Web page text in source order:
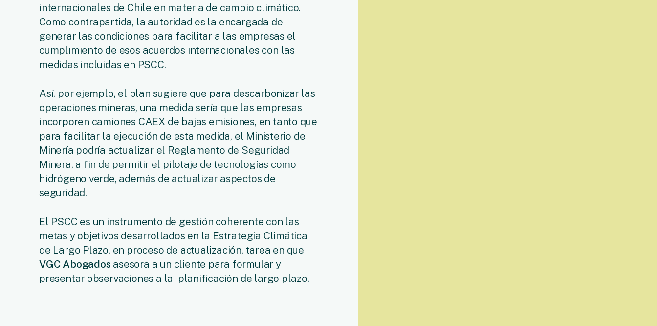
internacionales de Chile en materia de cambio climático.
Como contrapartida, la autoridad es la encargada de
generar las condiciones para facilitar a las empresas el
cumplimiento de esos acuerdos internacionales con las
medidas incluidas en PSCC.
Así, por ejemplo, el plan sugiere que para descarbonizar las
operaciones mineras, una medida sería que las empresas
incorporen camiones CAEX de bajas emisiones, en tanto que
para facilitar la ejecución de esta medida, el Ministerio de
Minería podría actualizar el Reglamento de Seguridad
Minera, a fin de permitir el pilotaje de tecnologías como
hidrógeno verde, además de actualizar aspectos de
seguridad.
El PSCC es un instrumento de gestión coherente con las
metas y objetivos desarrollados en la Estrategia Climática
de Largo Plazo, en proceso de actualización, tarea en que
VGC Abogados asesora a un cliente para formular y
presentar observaciones a la planificación de largo plazo.